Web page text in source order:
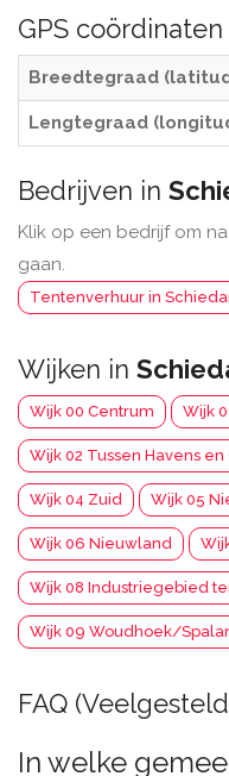
GPS coördinaten
Breedtegraad
Lengtegraad
Bedrijven in
Klik op een bedrijf om
gaan.
Tentenverhuur in
Wijken in
Wijk 00 Centrum Wijk
Wijk 02 Tussen Havens
Wijk 04 Zuid Wijk 05
Wijk 06 Nieuwland
Wijk 08 Industriegebied
Wijk 09 Woudhoek/
FAQ
In welke